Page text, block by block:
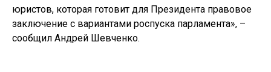
юристов, которая готовит для Президента правовое
заключение с вариантами роспуска парламента», –
сообщил Андрей Шевченко.